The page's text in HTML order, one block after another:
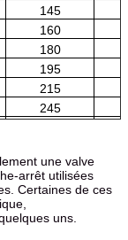
145
160
180
195
215
245
une valve
arrêt utilisées
Certaines de ces
uns.